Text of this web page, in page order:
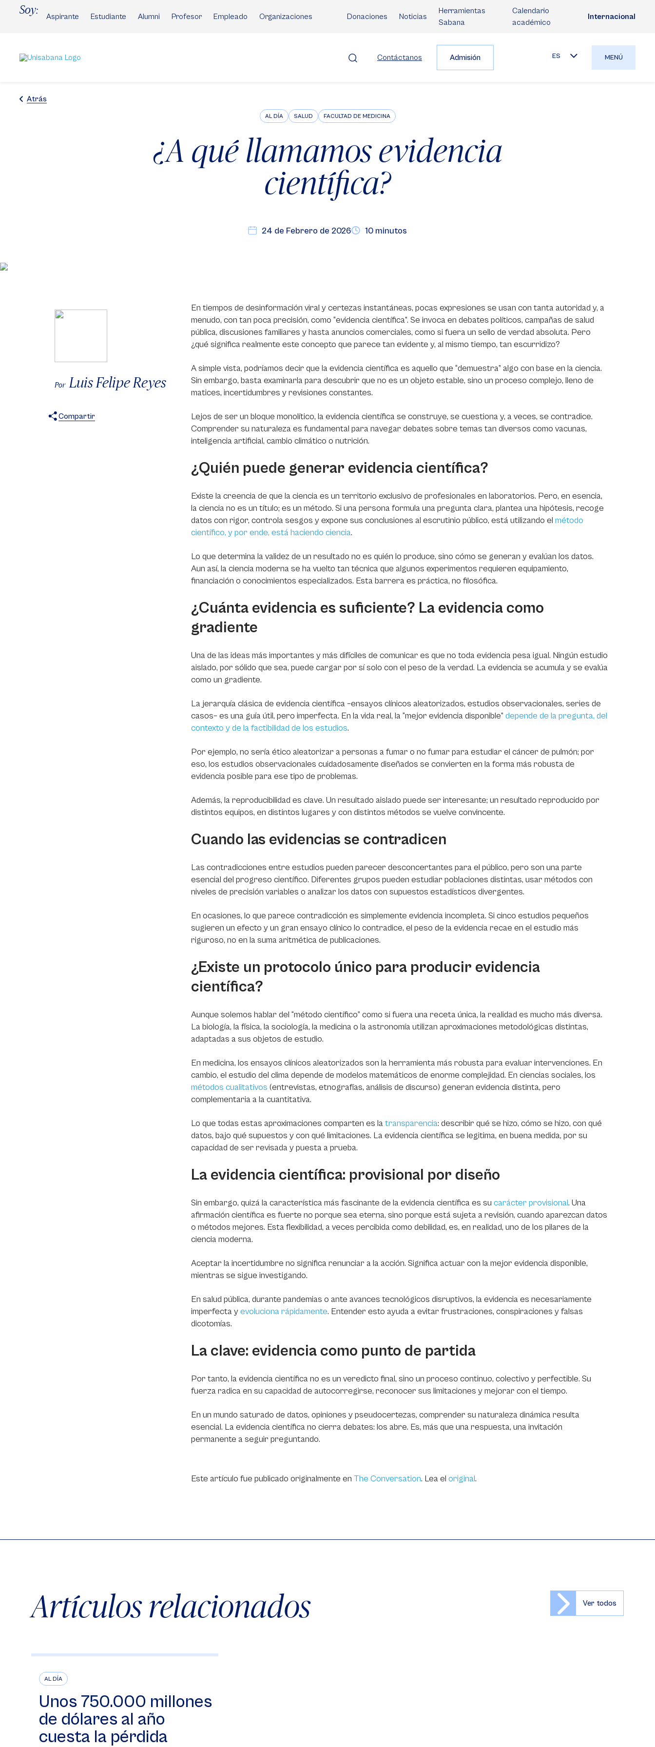
Soy:
Aspirante Estudiante Alumni Profesor Empleado Organizaciones Donaciones Noticias
Herramientas
Sabana
Calendario
académico
Internacional
Contáctanos Admisión ES MENÚ
Atrás
AL DÍA SALUD FACULTAD DE MEDICINA
¿A qué llamamos evidencia
científica?
24 de Febrero de 2026 10 minutos
Por Luis Felipe Reyes
Compartir
En tiempos de desinformación viral y certezas instantáneas, pocas expresiones se usan con tanta autoridad y, a
menudo, con tan poca precisión, como “evidencia científica”. Se invoca en debates políticos, campañas de salud
pública, discusiones familiares y hasta anuncios comerciales, como si fuera un sello de verdad absoluta. Pero
¿qué significa realmente este concepto que parece tan evidente y, al mismo tiempo, tan escurridizo?
A simple vista, podríamos decir que la evidencia científica es aquello que “demuestra” algo con base en la ciencia.
Sin embargo, basta examinarla para descubrir que no es un objeto estable, sino un proceso complejo, lleno de
matices, incertidumbres y revisiones constantes.
Lejos de ser un bloque monolítico, la evidencia científica se construye, se cuestiona y, a veces, se contradice.
Comprender su naturaleza es fundamental para navegar debates sobre temas tan diversos como vacunas,
inteligencia artificial, cambio climático o nutrición.
¿Quién puede generar evidencia científica?
Existe la creencia de que la ciencia es un territorio exclusivo de profesionales en laboratorios. Pero, en esencia,
la ciencia no es un título; es un método. Si una persona formula una pregunta clara, plantea una hipótesis, recoge
datos con rigor, controla sesgos y expone sus conclusiones al escrutinio público, está utilizando el método
científico, y por ende, está haciendo ciencia.
Lo que determina la validez de un resultado no es quién lo produce, sino cómo se generan y evalúan los datos.
Aun así, la ciencia moderna se ha vuelto tan técnica que algunos experimentos requieren equipamiento,
financiación o conocimientos especializados. Esta barrera es práctica, no filosófica.
¿Cuánta evidencia es suficiente? La evidencia como
gradiente
Una de las ideas más importantes y más difíciles de comunicar es que no toda evidencia pesa igual. Ningún estudio
aislado, por sólido que sea, puede cargar por sí solo con el peso de la verdad. La evidencia se acumula y se evalúa
como un gradiente.
La jerarquía clásica de evidencia científica –ensayos clínicos aleatorizados, estudios observacionales, series de
casos– es una guía útil, pero imperfecta. En la vida real, la “mejor evidencia disponible” depende de la pregunta, del
contexto y de la factibilidad de los estudios.
Por ejemplo, no sería ético aleatorizar a personas a fumar o no fumar para estudiar el cáncer de pulmón; por
eso, los estudios observacionales cuidadosamente diseñados se convierten en la forma más robusta de
evidencia posible para ese tipo de problemas.
Además, la reproducibilidad es clave. Un resultado aislado puede ser interesante; un resultado reproducido por
distintos equipos, en distintos lugares y con distintos métodos se vuelve convincente.
Cuando las evidencias se contradicen
Las contradicciones entre estudios pueden parecer desconcertantes para el público, pero son una parte
esencial del progreso científico. Diferentes grupos pueden estudiar poblaciones distintas, usar métodos con
niveles de precisión variables o analizar los datos con supuestos estadísticos divergentes.
En ocasiones, lo que parece contradicción es simplemente evidencia incompleta. Si cinco estudios pequeños
sugieren un efecto y un gran ensayo clínico lo contradice, el peso de la evidencia recae en el estudio más
riguroso, no en la suma aritmética de publicaciones.
¿Existe un protocolo único para producir evidencia
científica?
Aunque solemos hablar del “método científico” como si fuera una receta única, la realidad es mucho más diversa.
La biología, la física, la sociología, la medicina o la astronomía utilizan aproximaciones metodológicas distintas,
adaptadas a sus objetos de estudio.
En medicina, los ensayos clínicos aleatorizados son la herramienta más robusta para evaluar intervenciones. En
cambio, el estudio del clima depende de modelos matemáticos de enorme complejidad. En ciencias sociales, los
métodos cualitativos (entrevistas, etnografías, análisis de discurso) generan evidencia distinta, pero
complementaria a la cuantitativa.
Lo que todas estas aproximaciones comparten es latransparencia: describir qué se hizo, cómo se hizo, con qué
datos, bajo qué supuestos y con qué limitaciones. La evidencia científica se legitima, en buena medida, por su
capacidad de ser revisada y puesta a prueba.
La evidencia científica: provisional por diseño
Sin embargo, quizá la característica más fascinante de la evidencia científica es su carácter provisional. Una
afirmación científica es fuerte no porque sea eterna, sino porque está sujeta a revisión, cuando aparezcan datos
o métodos mejores. Esta flexibilidad, a veces percibida como debilidad, es, en realidad, uno de los pilares de la
ciencia moderna.
Aceptar la incertidumbre no significa renunciar a la acción. Significa actuar con la mejor evidencia disponible,
mientras se sigue investigando.
En salud pública, durante pandemias o ante avances tecnológicos disruptivos, la evidencia es necesariamente
imperfecta yevoluciona rápidamente. Entender esto ayuda a evitar frustraciones, conspiraciones y falsas
dicotomías.
La clave: evidencia como punto de partida
Por tanto, la evidencia científica no es un veredicto final, sino un proceso continuo, colectivo y perfectible. Su
fuerza radica en su capacidad de autocorregirse, reconocer sus limitaciones y mejorar con el tiempo.
En un mundo saturado de datos, opiniones y pseudocertezas, comprender su naturaleza dinámica resulta
esencial. La evidencia científica no cierra debates: los abre. Es, más que una respuesta, una invitación
permanente a seguir preguntando.
Este artículo fue publicado originalmente en The Conversation. Lea el original.
Artículos relacionados Ver todos
AL DÍA
Unos 750.000 millones
de dólares al año
cuesta la pérdida